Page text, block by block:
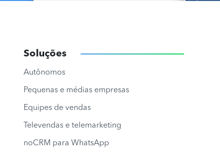
Soluções
Autônomos
Pequenas e médias empresas
Equipes de vendas
Televendas e telemarketing
noCRM para WhatsApp